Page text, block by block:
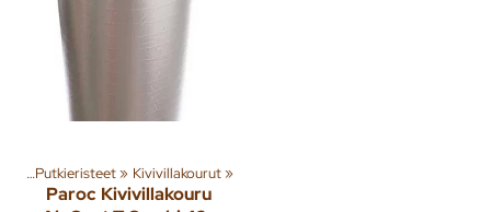
‪» Putkieristeet‪» Kivivillakourut‪»
Paroc Kivivillakouru